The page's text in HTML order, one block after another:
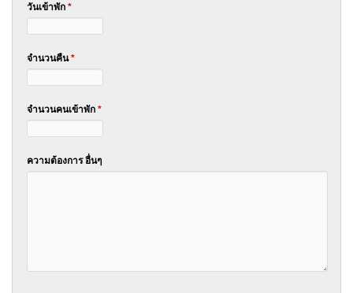
วันเข้าพัก *
จำนวนคืน*
จำนวนคนเข้าพัก *
ความต้องการ อื่นๆ